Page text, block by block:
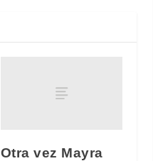
Otra vez Mayra